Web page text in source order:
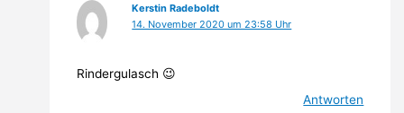
Kerstin Radeboldt
14. November 2020 um 23:58 Uhr
Rindergulasch 😉
Antworten